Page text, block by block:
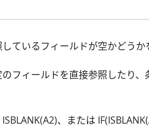
ているフィールドが空かどうか
フィールドを直接参照したり、
、または